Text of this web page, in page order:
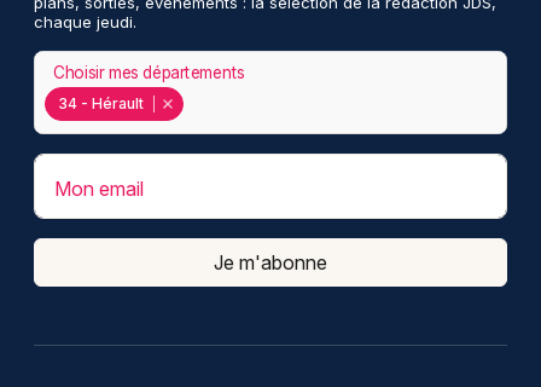
chaque jeudi.
34 - Hérault
Choisir mes départements
Mon email
Je m'abonne